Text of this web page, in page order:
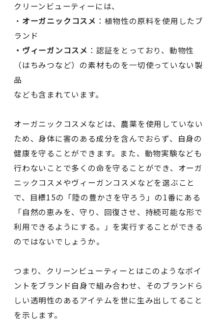
クリーンビューティーには、
・ オーガニックコスメ ：植物性の原料を使用したブ
ランド
・ヴィーガンコスメ ：認証をとっており、動物性
（はちみつなど）の素材ものを一切使っていない製
品
なども含まれています。
オーガニックコスメなどは、農薬を使用していない
ため、身体に害のある成分を含んでおらず、自身の
健康を守ることができます。また、動物実験なども
行わないことで多くの命を守ることができ、オーガ
ニックコスメやヴィーガンコスメなどを選ぶこと
で、目標15の「陸の豊かさを守ろう」の1番にある
「自然の恵みを、守り、回復させ、持続可能な形で
利用できるようにする。」を実行することができる
のではないでしょうか。
つまり、クリーンビューティーとはこのようなポイ
ントをブランド自身で組み合わせ、そのブランドら
しい透明性のあるアイテムを世に生み出してること
を示します。